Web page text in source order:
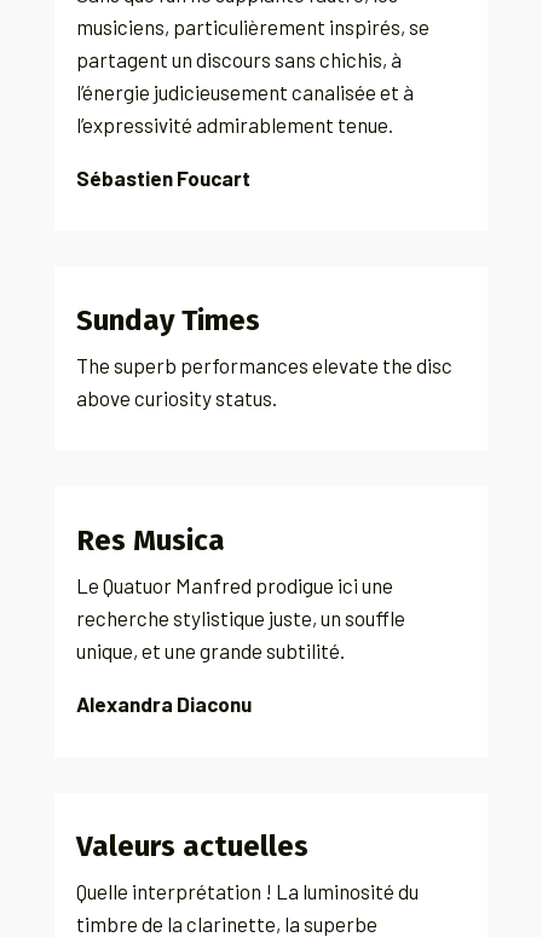
musiciens, particulièrement inspirés, se
partagent un discours sans chichis, à
l’énergie judicieusement canalisée et à
l’expressivité admirablement tenue.
Sébastien Foucart
Sunday Times
The superb performances elevate the disc
above curiosity status.
Res Musica
Le Quatuor Manfred prodigue ici une
recherche stylistique juste, un souffle
unique, et une grande subtilité.
Alexandra Diaconu
Valeurs actuelles
Quelle interprétation ! La luminosité du
timbre de la clarinette, la superbe